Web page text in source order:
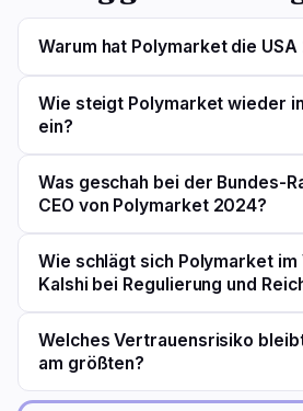
Warum hat Polymarket die
Wie steigt Polymarket wieder
ein?
Was geschah bei der Bundes-
CEO von Polymarket 2024?
Wie schlägt sich Polymarket im
Kalshi bei Regulierung und
Welches Vertrauensrisiko
am größten?